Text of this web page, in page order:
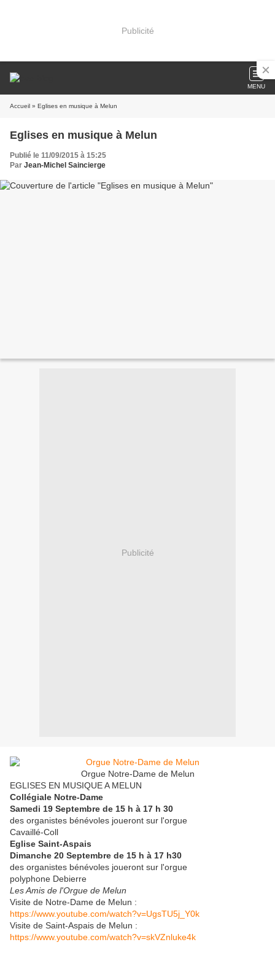
Publicité
MENU
Accueil » Eglises en musique à Melun
Eglises en musique à Melun
Publié le 11/09/2015 à 15:25
Par Jean-Michel Saincierge
Publicité
Orgue Notre-Dame de Melun
EGLISES EN MUSIQUE A MELUN
Collégiale Notre-Dame
Samedi 19 Septembre de 15 h à 17 h 30
des organistes bénévoles joueront sur l'orgue
Cavaillé-Coll
Eglise Saint-Aspais
Dimanche 20 Septembre de 15 h à 17 h30
des organistes bénévoles joueront sur l'orgue
polyphone Debierre
Les Amis de l'Orgue de Melun
Visite de Notre-Dame de Melun :
https://www.youtube.com/watch?v=UgsTU5j_Y0k
Visite de Saint-Aspais de Melun :
https://www.youtube.com/watch?v=skVZnluke4k